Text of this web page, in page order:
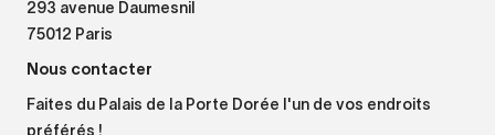
293 avenue Daumesnil
75012 Paris
Nous contacter
Faites du Palais de la Porte Dorée l'un de vos endroits